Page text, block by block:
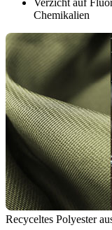
Verzicht auf
Chemikalien
Recyceltes Polyester